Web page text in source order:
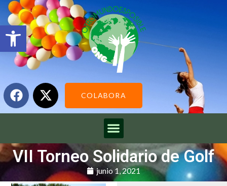
Abrir barra de herramientas
COLABORA
VII Torneo Solidario de Golf
junio 1, 2021